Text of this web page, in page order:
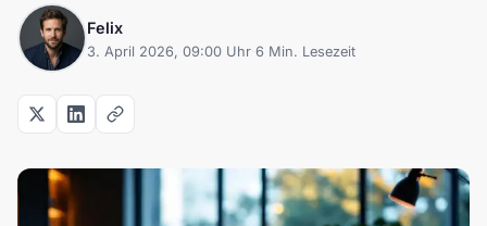
Felix
3. April 2026, 09:00 Uhr 6 Min. Lesezeit